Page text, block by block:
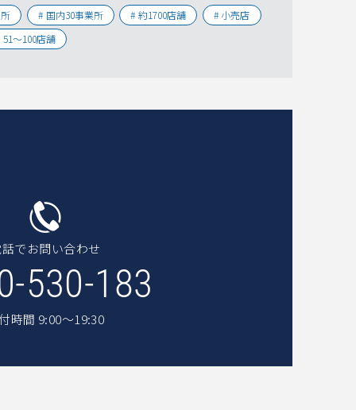
国内30事業所 約1700店舗
小売店
51〜100店舗
でお問い合わせ
530-183
時間 9:00〜19:30